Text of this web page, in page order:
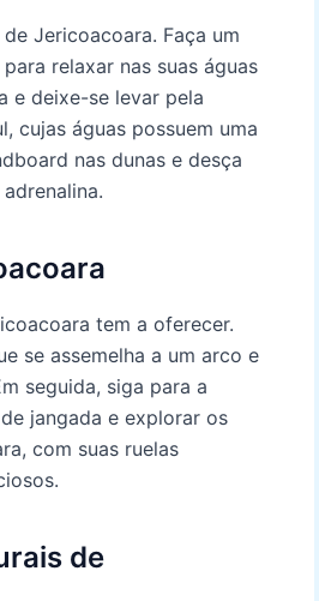
Jericoacoara. Faça um
relaxar nas suas águas
e deixe-se levar pela
cujas águas possuem uma
nas dunas e desça
tem a oferecer.
se assemelha a um arco e
seguida, siga para a
jangada e explorar os
com suas ruelas
de